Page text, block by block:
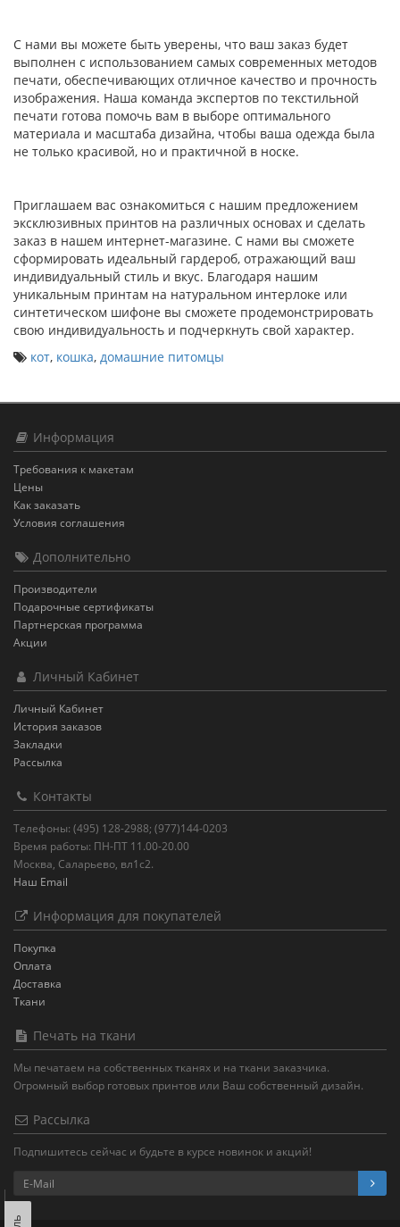
С нами вы можете быть уверены, что ваш заказ будет
выполнен с использованием самых современных методов
печати, обеспечивающих отличное качество и прочность
изображения. Наша команда экспертов по текстильной
печати готова помочь вам в выборе оптимального
материала и масштаба дизайна, чтобы ваша одежда была
не только красивой, но и практичной в носке.
Приглашаем вас ознакомиться с нашим предложением
эксклюзивных принтов на различных основах и сделать
заказ в нашем интернет-магазине. С нами вы сможете
сформировать идеальный гардероб, отражающий ваш
индивидуальный стиль и вкус. Благодаря нашим
уникальным принтам на натуральном интерлоке или
синтетическом шифоне вы сможете продемонстрировать
свою индивидуальность и подчеркнуть свой характер.
кот, кошка, домашние питомцы
Информация
Требования к макетам
Цены
Как заказать
Условия соглашения
Дополнительно
Производители
Подарочные сертификаты
Партнерская программа
Акции
Личный Кабинет
Личный Кабинет
История заказов
Закладки
Рассылка
Контакты
Телефоны: (495) 128-2988; (977)144-0203
Время работы: ПН-ПТ 11.00-20.00
Москва, Саларьево, вл1с2.
Наш Email
Информация для покупателей
Покупка
Оплата
Доставка
Ткани
Печать на ткани
Мы печатаем на собственных тканях и на ткани заказчика.
Огромный выбор готовых принтов или Ваш собственный дизайн.
Рассылка
Подпишитесь сейчас и будьте в курсе новинок и акций!